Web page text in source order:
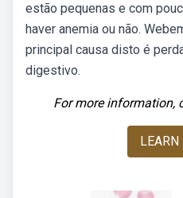
estão pequenas e com
haver anemia ou não.
principal causa disto é
digestivo.
For more information,
LEARN